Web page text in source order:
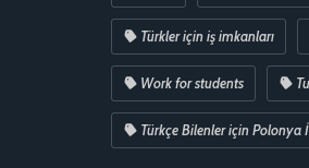
Türkler için iş imkanları
Work for students
Türkçe Bilenler için Polonya